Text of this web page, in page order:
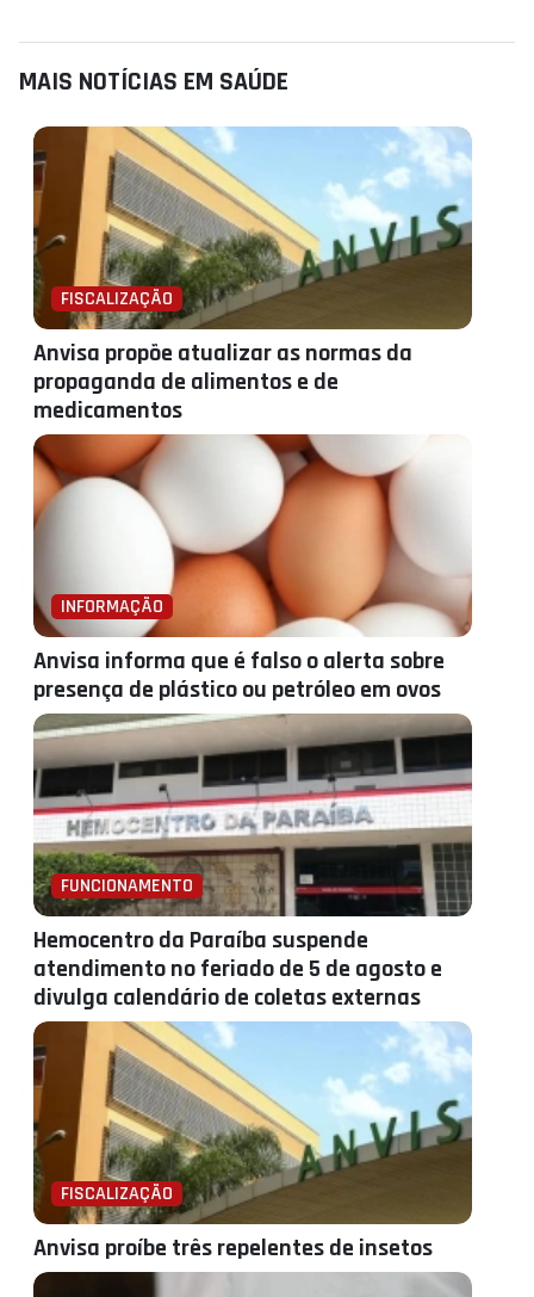
MAIS NOTÍCIAS EM SAÚDE
FISCALIZAÇÃO
Anvisa propõe atualizar as normas da
propaganda de alimentos e de
medicamentos
INFORMAÇÃO
Anvisa informa que é falso o alerta sobre
presença de plástico ou petróleo em ovos
FUNCIONAMENTO
Hemocentro da Paraíba suspende
atendimento no feriado de 5 de agosto e
divulga calendário de coletas externas
FISCALIZAÇÃO
Anvisa proíbe três repelentes de insetos